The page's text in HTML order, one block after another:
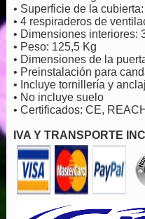
• Superficie de la
• 4 respiraderos de
• Dimensiones interiores:
• Peso: 125,5 Kg
• Dimensiones de la
• Preinstalación para
• Incluye tornillería y
• No incluye suelo
• Certificados: CE,
IVA Y TRANSPORTE